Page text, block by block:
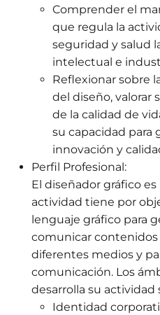
Comprender el
que regula la
seguridad y salud
intelectual e
Reflexionar sobre
del diseño, valorar
de la calidad de
su capacidad para
innovación y
Perfil Profesional:
El diseñador gráfico
actividad tiene por
lenguaje gráfico para
comunicar contenidos
diferentes medios y
comunicación. Los
desarrolla su actividad
Identidad